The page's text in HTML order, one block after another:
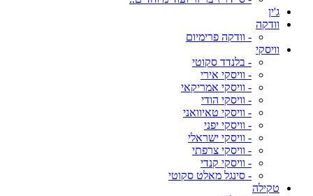
ג'ין
וודקה
- וודקה פרימיום
וויסקי
- בלנדד סקוטי
- וויסקי אירי
- וויסקי אמריקאי
- וויסקי הודי
- וויסקי טאיוואני
- וויסקי יפני
- וויסקי ישראלי
- וויסקי צרפתי
- וויסקי קנדי
- סינגל מאלט סקוטי
טקילה